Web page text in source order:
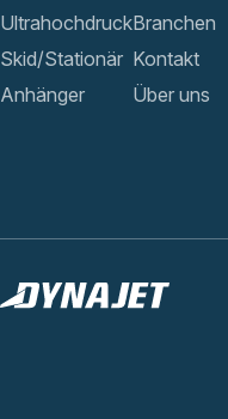
Ultrahochdruck
Skid/Stationär
Anhänger
Branchen
Kontakt
Über uns